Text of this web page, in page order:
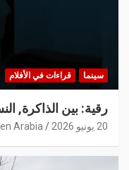
سينما قراءات في الأفلام
رقية: بين الذاكرة,
20 يونيو 2026 Arabia